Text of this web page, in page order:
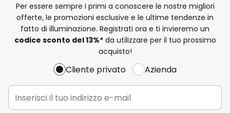
Per essere sempre i primi a conoscere le nostre migliori
offerte, le promozioni esclusive e le ultime tendenze in
fatto di illuminazione. Registrati ora e ti invieremo un
codice sconto del13%*da utilizzare per il tuo prossimo
acquisto!
Cliente privato Azienda